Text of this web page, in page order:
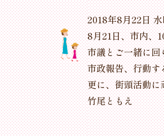
2018年8月22日
8月21日、市内、
市議とご一緒に
市政報告、行動
更に、街頭活動
竹尾ともえ